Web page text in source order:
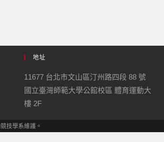
地址
11677 台北市文山區汀州路四段 88 號
國立臺灣師範大學公館校區 體育運動大
樓 2F
技學系維護。